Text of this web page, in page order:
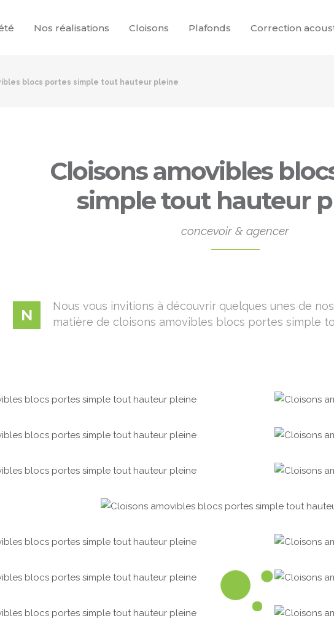
Nos réalisations Cloisons Plafonds Correction
blocs portes simple tout hauteur pleine
Cloisons amovibles
simple tout hauteur
concevoir & agencer
N
Nous vous invitions à découvrir quelques unes de
matière de cloisons amovibles blocs portes simple